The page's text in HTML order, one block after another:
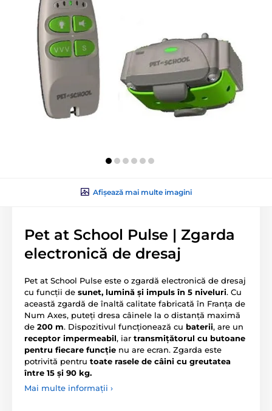
Afișează mai multe imagini
Pet at School Pulse | Zgarda
electronică de dresaj
Pet at School Pulse este o zgardă electronică de dresaj
cu funcții de sunet, lumină și impuls în 5 niveluri. Cu
această zgardă de înaltă calitate fabricată în Franța de
Num Axes, puteți dresa câinele la o distanță maximă
de 200 m. Dispozitivul funcționează cu baterii, are un
receptor impermeabil, iar transmițătorul cu butoane
pentru fiecare funcție nu are ecran. Zgarda este
potrivită pentru toate rasele de câini cu greutatea
între 15 și 90 kg.
Mai multe informații ›